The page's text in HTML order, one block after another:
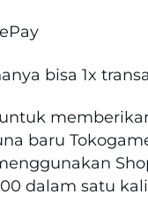
bisa 1x
baru
dalam satu